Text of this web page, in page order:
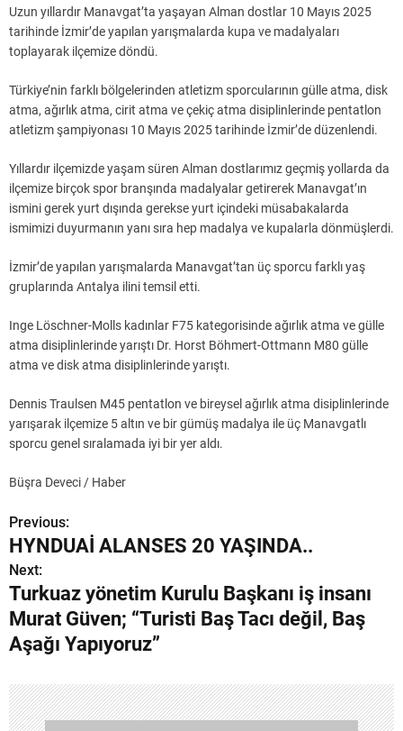
Uzun yıllardır Manavgat’ta yaşayan Alman dostlar 10 Mayıs 2025
tarihinde İzmir’de yapılan yarışmalarda kupa ve madalyaları
toplayarak ilçemize döndü.
Türkiye’nin farklı bölgelerinden atletizm sporcularının gülle atma, disk
atma, ağırlık atma, cirit atma ve çekiç atma disiplinlerinde pentatlon
atletizm şampiyonası 10 Mayıs 2025 tarihinde İzmir’de düzenlendi.
Yıllardır ilçemizde yaşam süren Alman dostlarımız geçmiş yollarda da
ilçemize birçok spor branşında madalyalar getirerek Manavgat’ın
ismini gerek yurt dışında gerekse yurt içindeki müsabakalarda
ismimizi duyurmanın yanı sıra hep madalya ve kupalarla dönmüşlerdi.
İzmir’de yapılan yarışmalarda Manavgat’tan üç sporcu farklı yaş
gruplarında Antalya ilini temsil etti.
Inge Löschner-Molls kadınlar F75 kategorisinde ağırlık atma ve gülle
atma disiplinlerinde yarıştı Dr. Horst Böhmert-Ottmann M80 gülle
atma ve disk atma disiplinlerinde yarıştı.
Dennis Traulsen M45 pentatlon ve bireysel ağırlık atma disiplinlerinde
yarışarak ilçemize 5 altın ve bir gümüş madalya ile üç Manavgatlı
sporcu genel sıralamada iyi bir yer aldı.
Büşra Deveci / Haber
Y
a
z
ı
e
Previous:
HYNDUAİ ALANSES 20 YAŞINDA..
Next:
Turkuaz yönetim Kurulu Başkanı iş insanı
Murat Güven; “Turisti Baş Tacı değil, Baş
Aşağı Yapıyoruz”